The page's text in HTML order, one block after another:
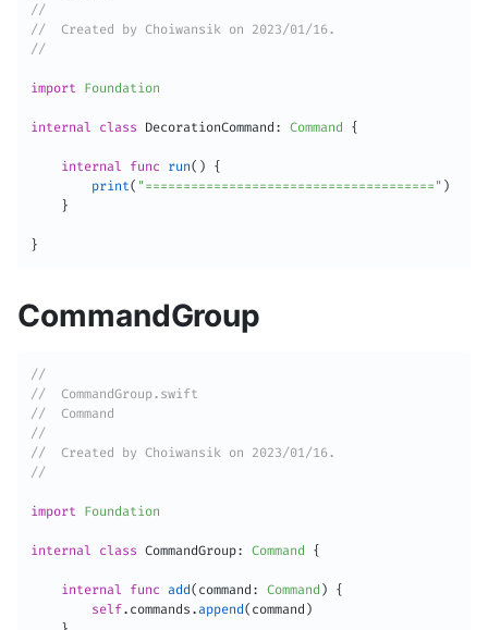
//
//  Created by Choiwansik on 2023/01/16.
//
import Foundation
internal class DecorationCommand : Command {
internal func run( )
{
print( "======================================" )
}
}
CommandGroup
//
//  CommandGroup.swift
//  Command
//
//  Created by Choiwansik on 2023/01/16.
//
import Foundation
internal class CommandGroup: Command {
internal func add ( command : Command )
{
self. commands .append ( command )